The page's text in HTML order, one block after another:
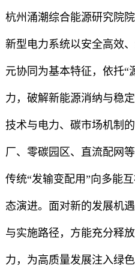
杭州涌潮综合能源研究院
新型电力系统以安全高效
元协同为基本特征，依托“
力，破解新能源消纳与稳
技术与电力、碳市场机制
厂、零碳园区、直流配网
传统“发输变配用”向多能
态演进。面对新的发展机
与实施路径，方能充分释
力，为高质量发展注入绿色